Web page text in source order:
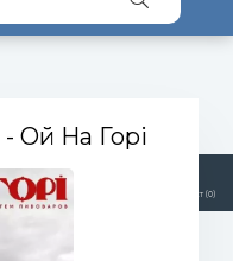
Тренди Плейлист (0)
- Ой На Горі